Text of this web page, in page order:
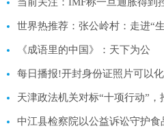
世界热推荐：张公岭村：走进“
《成语里的中国》：天下为公
每日播报!开封身份证照片可以
天津政法机关对标“十项行动”，
中江县检察院以公益诉讼守护